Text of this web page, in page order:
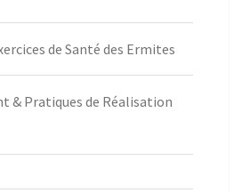
de Santé des Ermites
& Pratiques de Réalisation